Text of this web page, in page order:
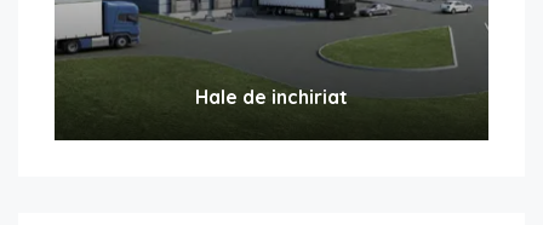
Hale de inchiriat